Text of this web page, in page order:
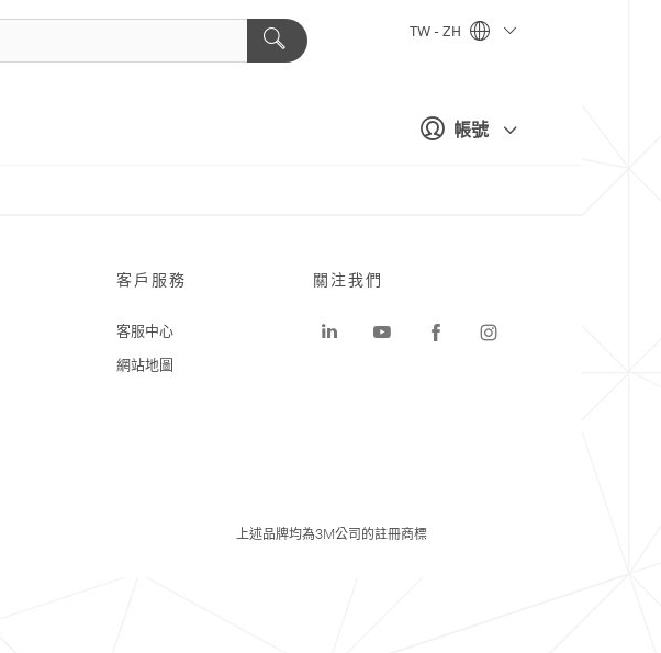
帳號
TW - ZH
客戶服務
客服中心
網站地圖
關注我們
上述品牌均為3M公司的註冊商標